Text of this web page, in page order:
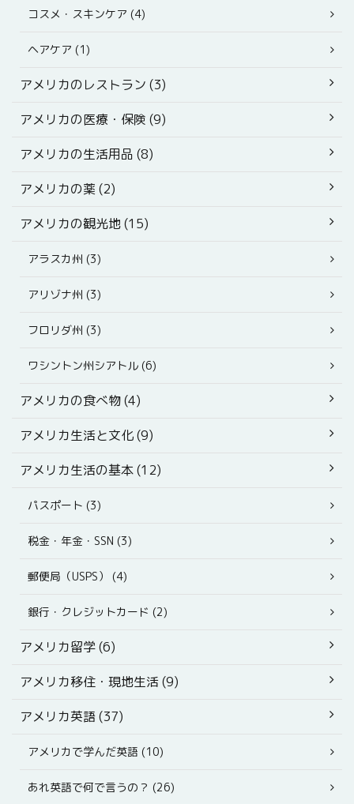
コスメ・スキンケア (4)
ヘアケア (1)
アメリカのレストラン (3)
アメリカの医療・保険 (9)
アメリカの生活用品 (8)
アメリカの薬 (2)
アメリカの観光地 (15)
アラスカ州 (3)
アリゾナ州 (3)
フロリダ州 (3)
ワシントン州シアトル (6)
アメリカの食べ物 (4)
アメリカ生活と文化 (9)
アメリカ生活の基本 (12)
パスポート (3)
税金・年金・SSN (3)
郵便局（USPS） (4)
銀行・クレジットカード (2)
アメリカ留学 (6)
アメリカ移住・現地生活 (9)
アメリカ英語 (37)
アメリカで学んだ英語 (10)
あれ英語で何で言うの？ (26)